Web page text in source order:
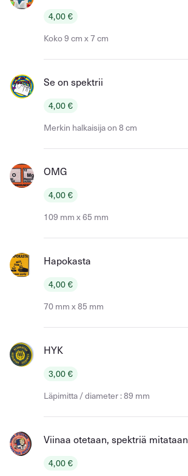
4,00 €
Koko 9 cm x 7 cm
Se on spektrii
4,00 €
Merkin halkaisija on 8 cm
OMG
4,00 €
109 mm x 65 mm
Hapokasta
4,00 €
70 mm x 85 mm
HYK
3,00 €
Läpimitta / diameter : 89 mm
Viinaa otetaan, spektriä mitataan
4,00 €